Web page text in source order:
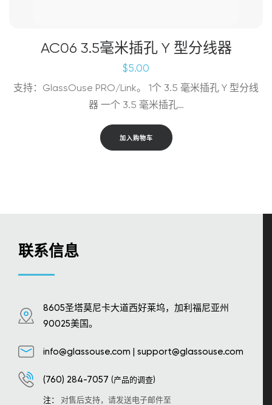
AC06 3.5毫米插孔 Y 型分线器
$5.00
支持：GlassOuse PRO/Link。 1个 3.5 毫米插孔 Y 型分线
器 一个 3.5 毫米插孔…
加入购物车
联系信息
8605圣塔莫尼卡大道西好莱坞，加利福尼亚州
90025美国。
info@glassouse.com | support@glassouse.com
(760) 284-7057 (产品的调查)
注： 对售后支持，请发送电子邮件至